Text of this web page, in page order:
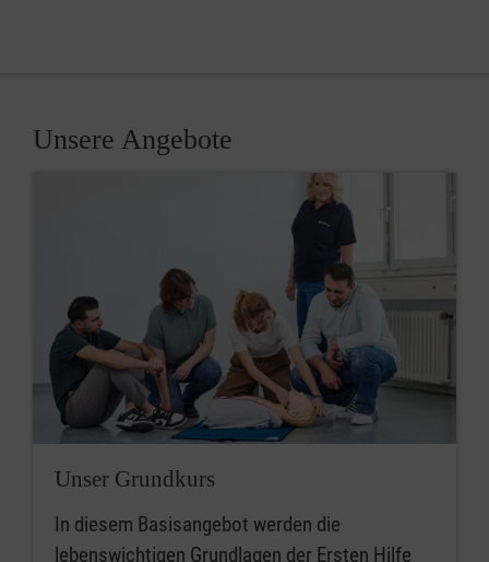
Unsere Angebote
Unser Grundkurs
In diesem Basisangebot werden die
lebenswichtigen Grundlagen der Ersten Hilfe